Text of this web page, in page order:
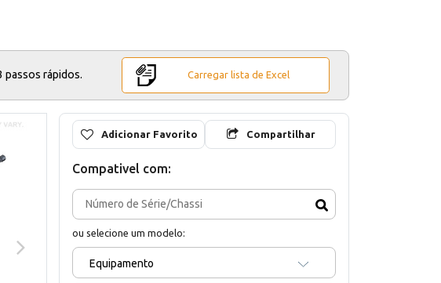
passos rápidos. Carregar lista de Excel
Adicionar Favorito Compartilhar
Compativel com:
ou selecione um modelo:
Equipamento